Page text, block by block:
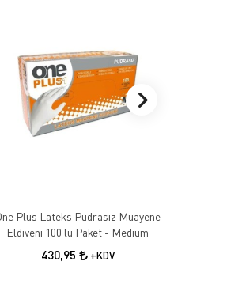
Plus Lateks Pudrasız Muayene
Eldiveni 100 lü Paket - Medium
430,95 +KDV